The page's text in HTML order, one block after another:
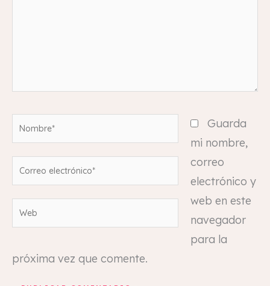
Nombre*
Correo
electrónico*
Web
Guarda
mi nombre,
correo
electrónico y
web en este
navegador
para la
próxima vez que comente.